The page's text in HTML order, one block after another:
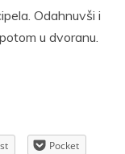
Odahnuvši i
u dvoranu.
Pocket